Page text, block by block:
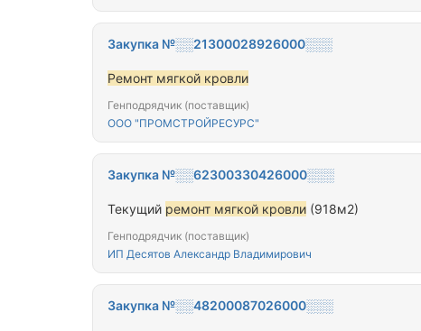
Закупка №░░21300028926000░░░
Ремонт мягкой кровли
Генподрядчик (поставщик)
ООО "ПРОМСТРОЙРЕСУРС"
Закупка №░░62300330426000░░░
Текущий ремонт мягкой кровли (918м2)
Генподрядчик (поставщик)
ИП Десятов Александр Владимирович
Закупка №░░48200087026000░░░